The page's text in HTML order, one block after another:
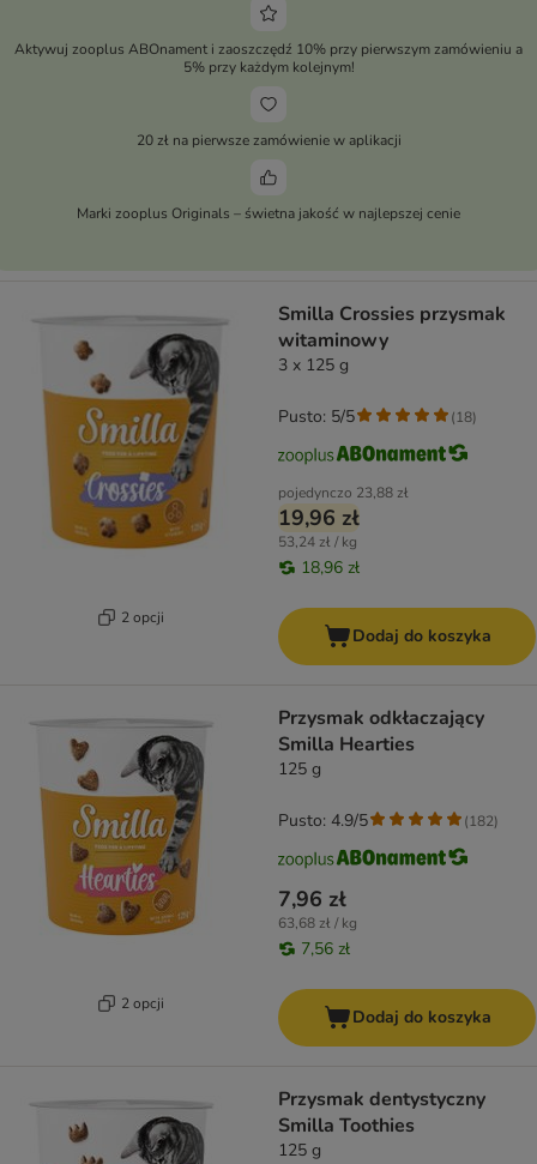
Aktywuj zooplus ABOnament i zaoszczędź 10% przy pierwszym zamówieniu a
5% przy każdym kolejnym!
20 zł na pierwsze zamówienie w aplikacji
Marki zooplus Originals – świetna jakość w najlepszej cenie
2 opcji
Smilla Crossies przysmak
witaminowy
3 x 125 g
pojedynczo 23,88 zł
19,96 zł
53,24 zł / kg
18,96 zł
Pusto: 5/5 (18)
Dodaj do koszyka
2 opcji
Przysmak odkłaczający
Smilla Hearties
125 g
7,96 zł
63,68 zł / kg
7,56 zł
Pusto: 4.9/5 (182)
Dodaj do koszyka
Przysmak dentystyczny
Smilla Toothies
125 g